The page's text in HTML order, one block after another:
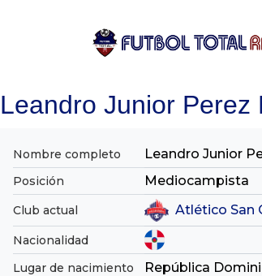
Leandro Junior Perez
Nombre completo Leandro Junior
Posición Mediocampista
Club actual Atlético San
Nacionalidad
Lugar de nacimiento
República